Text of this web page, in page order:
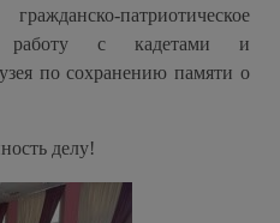
патриотическое
работу с кадетами и
по сохранению памяти о
делу!